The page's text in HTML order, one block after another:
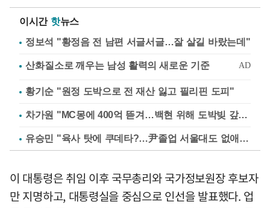
이시간 핫뉴스
정보석 "황정음 전 남편 서글서글…잘 살길 바랐는데"
황기순 "원정 도박으로 전 재산 잃고 필리핀 도피"
차가원 "MC몽에 400억 뜯겨…백현 위해 도박빚 갚아줘"
유승민 "육사 탓에 쿠데타?…尹졸업 서울대도 없애나"
이 대통령은 취임 이후 국무총리와 국가정보원장 후보자
만 지명하고, 대통령실을 중심으로 인선을 발표했다. 업